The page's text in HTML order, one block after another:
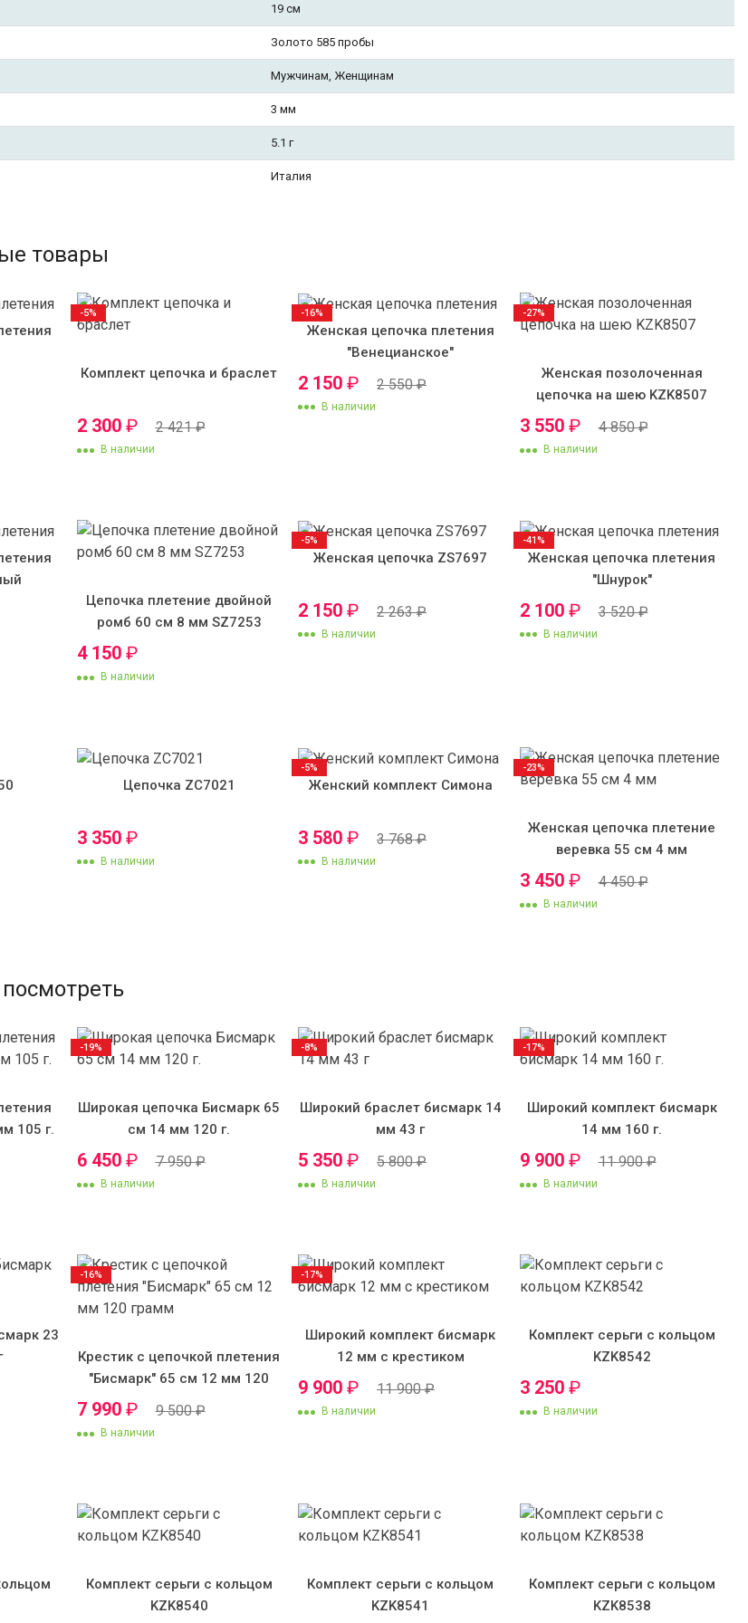
19 см
Золото 585 пробы
Мужчинам, Женщинам
3 мм
5.1 г
Италия
товары
Комплект цепочка и браслет
2 300 ₽ 2 421₽
В наличии
-5%
Женская цепочка плетения
"Венецианское"
2 150 ₽ 2 550₽
В наличии
-16%
Женская позолоченная
цепочка на шею KZK8507
3 550 ₽ 4 850₽
В наличии
-27%
Цепочка плетение двойной
ромб 60 см 8 мм SZ7253
4 150 ₽
В наличии
Женская цепочка ZS7697
2 150 ₽ 2 263₽
В наличии
-5%
Женская цепочка плетения
"Шнурок"
2 100 ₽ 3 520₽
В наличии
-41%
Цепочка ZC7021
3 350 ₽
В наличии
Женский комплект Симона
3 580 ₽ 3 768₽
В наличии
-5%
Женская цепочка плетение
веревка 55 см 4 мм
3 450 ₽ 4 450₽
В наличии
-23%
105 г.
Широкая цепочка Бисмарк 65
см 14 мм 120 г.
6 450 ₽ 7 950₽
В наличии
-19%
Широкий браслет бисмарк 14
мм 43 г
5 350 ₽ 5 800₽
В наличии
-8%
Широкий комплект бисмарк
14 мм 160 г.
9 900 ₽ 11 900₽
В наличии
-17%
23
Крестик с цепочкой плетения
"Бисмарк" 65 см 12 мм 120
7 990 ₽ 9 500₽
В наличии
-16%
Широкий комплект бисмарк
12 мм с крестиком
9 900 ₽ 11 900₽
В наличии
-17%
Комплект серьги с кольцом
KZK8542
3 250 ₽
В наличии
Комплект серьги с кольцом
KZK8540
Комплект серьги с кольцом
KZK8541
Комплект серьги с кольцом
KZK8538